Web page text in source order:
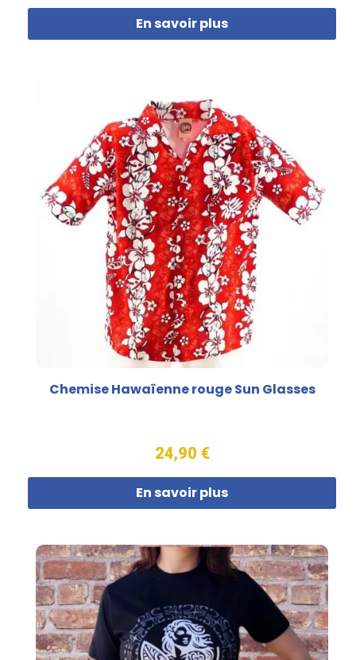
En savoir plus
Chemise Hawaïenne rouge Sun Glasses
24,90 €
En savoir plus